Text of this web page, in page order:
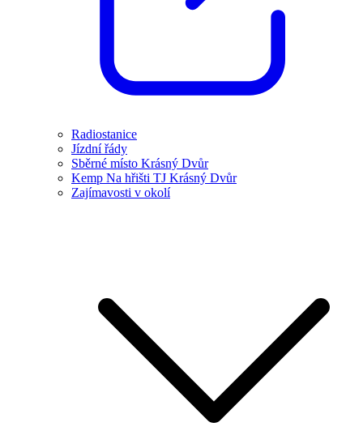
Radiostanice
Jízdní řády
Sběrné místo Krásný Dvůr
Kemp Na hřišti TJ Krásný Dvůr
Zajímavosti v okolí